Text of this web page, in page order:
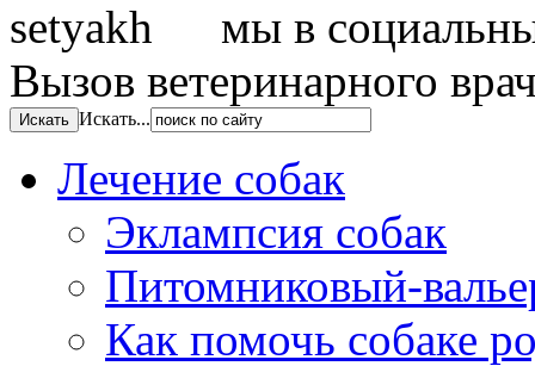
мы в
Вызов ветеринарного
Искать...
Лечение собак
Эклампсия собак
Питомниковый-
Как помочь собаке